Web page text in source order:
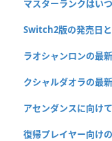
マスターランクはい
Switch2版の発売日
ラオシャンロンの最
クシャルダオラの最
アセンダンスに向け
復帰プレイヤー向け